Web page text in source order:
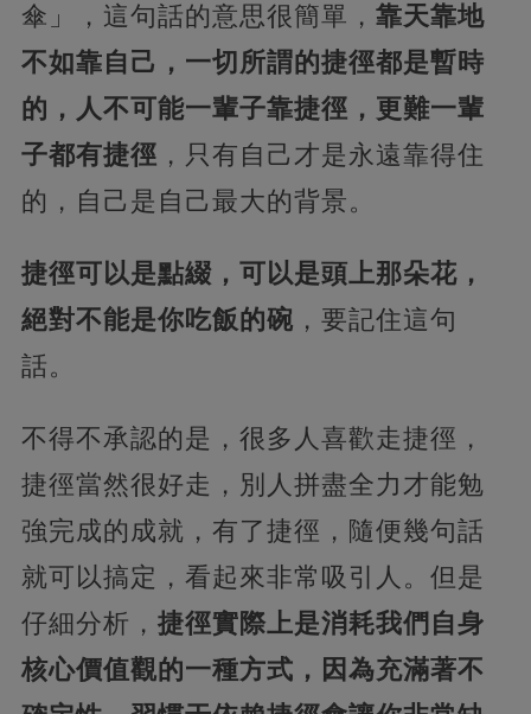
傘」，這句話的意思很簡單， 靠天靠地
不如靠自己，一切所謂的捷徑都是暫時
的，人不可能一輩子靠捷徑，更難一輩
子都有捷徑 ，只有自己才是永遠靠得住
的，自己是自己最大的背景。
捷徑可以是點綴，可以是頭上那朵花，
絕對不能是你吃飯的碗 ，要記住這句
話。
不得不承認的是，很多人喜歡走捷徑，
捷徑當然很好走，別人拼盡全力才能勉
強完成的成就，有了捷徑，隨便幾句話
就可以搞定，看起來非常吸引人。但是
仔細分析， 捷徑實際上是消耗我們自身
核心價值觀的一種方式，因為充滿著不